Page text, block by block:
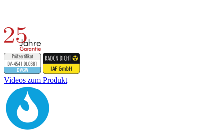
Videos zum Produkt